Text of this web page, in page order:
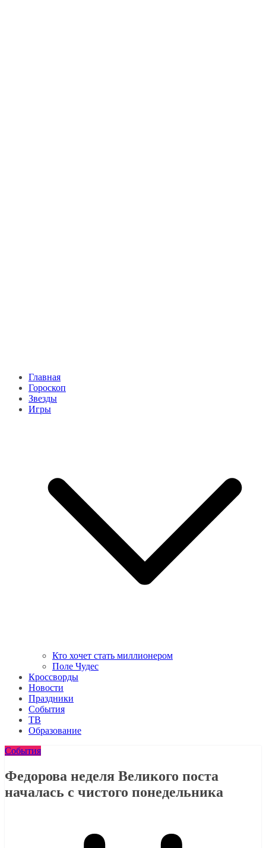
Главная
Гороскоп
Звезды
Игры
Кто хочет стать миллионером
Поле Чудес
Кроссворды
Новости
Праздники
События
ТВ
Образование
События
Федорова неделя Великого поста
началась с чистого понедельника